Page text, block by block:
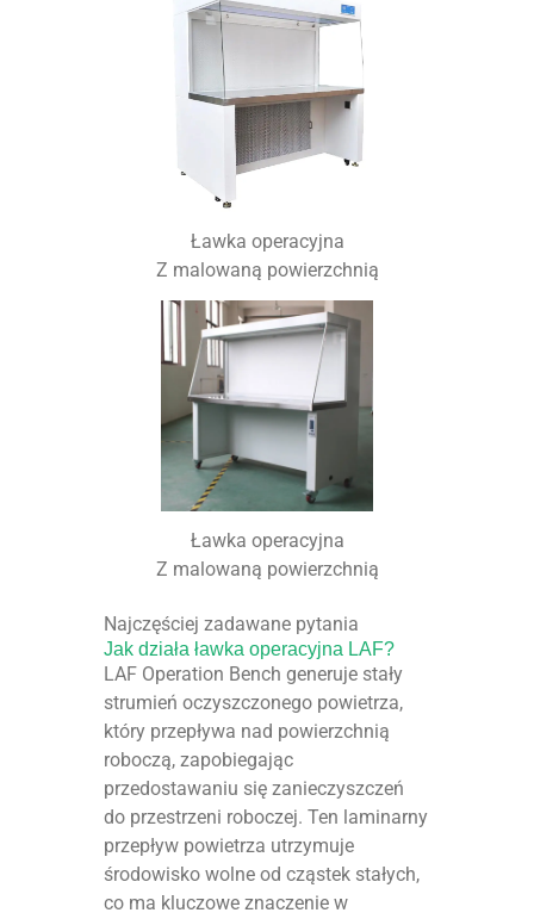
Ławka operacyjna
Z malowaną powierzchnią
Ławka operacyjna
Z malowaną powierzchnią
Najczęściej zadawane pytania
Jak działa ławka operacyjna LAF?
LAF Operation Bench generuje stały
strumień oczyszczonego powietrza,
który przepływa nad powierzchnią
roboczą, zapobiegając
przedostawaniu się zanieczyszczeń
do przestrzeni roboczej. Ten laminarny
przepływ powietrza utrzymuje
środowisko wolne od cząstek stałych,
co ma kluczowe znaczenie w